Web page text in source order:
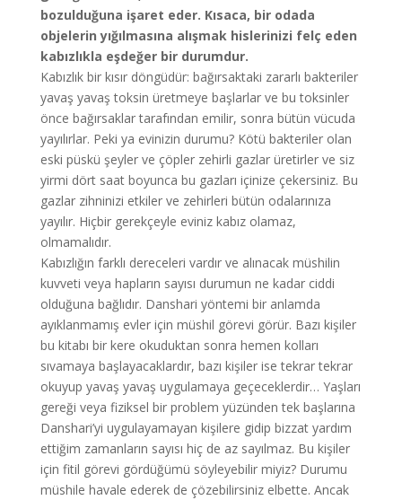
bozulduğuna işaret eder. Kısaca, bir odada
objelerin yığılmasına alışmak hislerinizi felç eden
kabızlıkla eşdeğer bir durumdur.
Kabızlık bir kısır döngüdür: bağırsaktaki zararlı bakteriler
yavaş yavaş toksin üretmeye başlarlar ve bu toksinler
önce bağırsaklar tarafından emilir, sonra bütün vücuda
yayılırlar. Peki ya evinizin durumu? Kötü bakteriler olan
eski püskü şeyler ve çöpler zehirli gazlar üretirler ve siz
yirmi dört saat boyunca bu gazları içinize çekersiniz. Bu
gazlar zihninizi etkiler ve zehirleri bütün odalarınıza
yayılır. Hiçbir gerekçeyle eviniz kabız olamaz,
olmamalıdır.
Kabızlığın farklı dereceleri vardır ve alınacak müshilin
kuvveti veya hapların sayısı durumun ne kadar ciddi
olduğuna bağlıdır. Danshari yöntemi bir anlamda
ayıklanmamış evler için müshil görevi görür. Bazı kişiler
bu kitabı bir kere okuduktan sonra hemen kolları
sıvamaya başlayacaklardır, bazı kişiler ise tekrar tekrar
okuyup yavaş yavaş uygulamaya geçeceklerdir… Yaşları
gereği veya fiziksel bir problem yüzünden tek başlarına
Danshari’yi uygulayamayan kişilere gidip bizzat yardım
ettiğim zamanların sayısı hiç de az sayılmaz. Bu kişiler
için fitil görevi gördüğümü söyleyebilir miyiz? Durumu
müshile havale ederek de çözebilirsiniz elbette. Ancak